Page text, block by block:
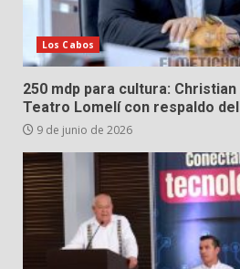
Los Cabos
250 mdp para cultura: Christian
Teatro Lomelí con respaldo del
9 de junio de 2026